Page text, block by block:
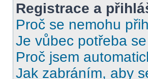
Registrace a
Proč se nemohu
Je vůbec potřeba
Proč jsem
Jak zabráním, aby